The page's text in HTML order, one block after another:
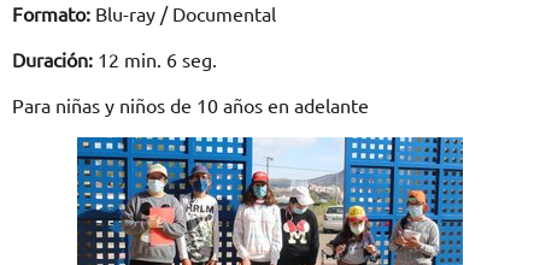
Formato: Blu-ray / Documental
Duración: 12 min. 6 seg.
Para niñas y niños de 10 años en adelante